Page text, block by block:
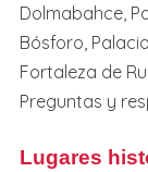
Dolmabahce,
Bósforo,
Fortaleza de
Preguntas y
Lugares